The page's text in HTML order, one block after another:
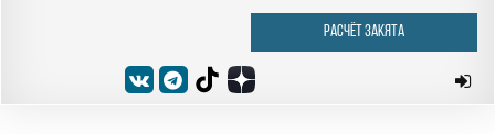
РАСЧЁТ ЗАКЯТА